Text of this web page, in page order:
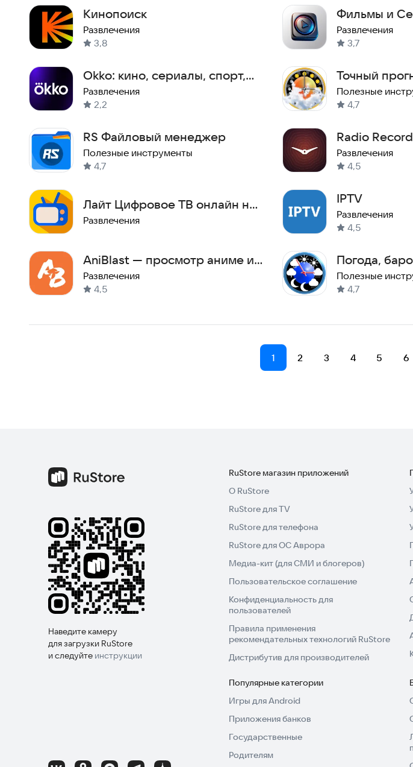
Кинопоиск
Развлечения
3,8
Фильмы и
Развлечения
3,7
Okko: кино, сериалы, спорт,
ТВ
Развлечения
2,2
Точный
дней:
Полезные
4,7
RS Файловый менеджер
Полезные инструменты
4,7
Radio
Радио
Развлечения
4,5
Лайт Цифровое ТВ онлайн на
большом экране
Развлечения
IPTV
Развлечения
4,5
AniBlast — просмотр аниме и
чтение манги
Развлечения
4,5
Погода,
HDF
Полезные
4,7
1 2 3 4 5 6
Наведите камеру
для загрузки RuStore
и следуйте инструкции
RuStore магазин приложений
О RuStore
RuStore для TV
RuStore для телефона
RuStore для ОС Аврора
Медиа-кит (для СМИ и блогеров)
Пользовательское соглашение
Конфиденциальность для
пользователей
Правила применения
рекомендательных технологий RuStore
Дистрибутив для производителей
Популярные категории
Игры для Android
Приложения банков
Государственные
Родителям